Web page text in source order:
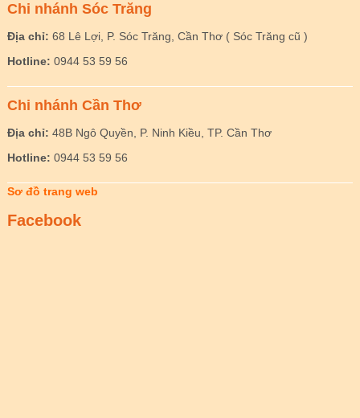
Chi nhánh Sóc Trăng
Địa chỉ: 68 Lê Lợi, P. Sóc Trăng, Cần Thơ ( Sóc Trăng cũ )
Hotline: 0944 53 59 56
Chi nhánh Cần Thơ
Địa chỉ: 48B Ngô Quyền, P. Ninh Kiều, TP. Cần Thơ
Hotline: 0944 53 59 56
Sơ đồ trang web
Facebook